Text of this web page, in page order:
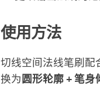
使用方法
切线空间法线笔刷配
换为 圆形轮廓 + 笔身